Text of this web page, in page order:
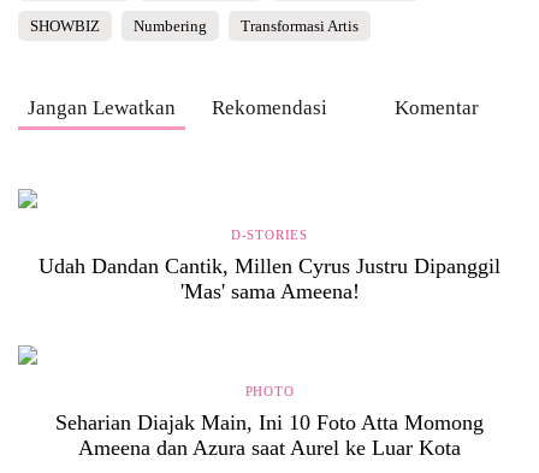
SHOWBIZ Numbering Transformasi Artis
Jangan Lewatkan Rekomendasi Komentar
D-STORIES
Udah Dandan Cantik, Millen Cyrus Justru Dipanggil
'Mas' sama Ameena!
PHOTO
Seharian Diajak Main, Ini 10 Foto Atta Momong
Ameena dan Azura saat Aurel ke Luar Kota